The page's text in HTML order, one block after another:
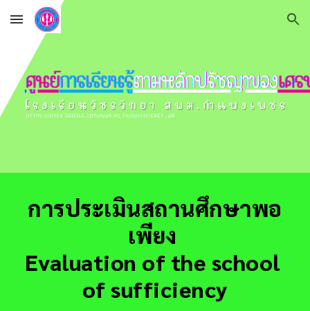
Skip to main content Skip to navigation
การประเมินสถานศึกษาพอ
เพียง
Evaluation of the school
of sufficiency